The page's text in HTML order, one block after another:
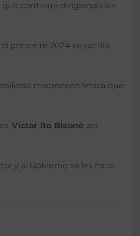
que continúe dirigiendo los
presente 2024 se perfila
macroeconómica que
Víctor Ito Bisonó; así
y al Gobierno se les hace